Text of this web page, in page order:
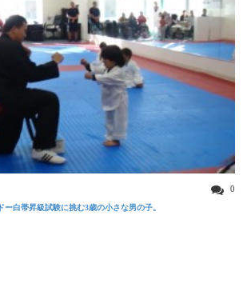
0
白帯昇級試験に挑む3歳の小さな男の子。